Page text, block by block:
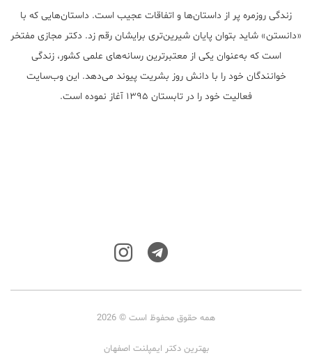
زندگی روزمره پر از داستان‌ها و اتفاقات عجیب است. داستان‌هایی که با
«دانستن» شاید بتوان پایان شیرین‌تری برایشان رقم زد. دکتر مجازی مفتخر
است که به‌عنوان یکی از معتبر‌ترین رسانه‌های علمی کشور، زندگی
خوانندگان خود را با دانش روز بشریت پیوند می‌دهد. این وب‌سایت
فعالیت خود را در تابستان ۱۳۹۵ آغاز نموده است.
همه حقوق محفوظ است © 2026
بهترین دکتر ایمپلنت اصفهان